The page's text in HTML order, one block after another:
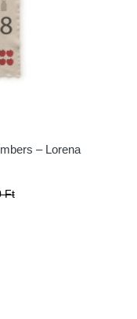
– Lorena
Ft